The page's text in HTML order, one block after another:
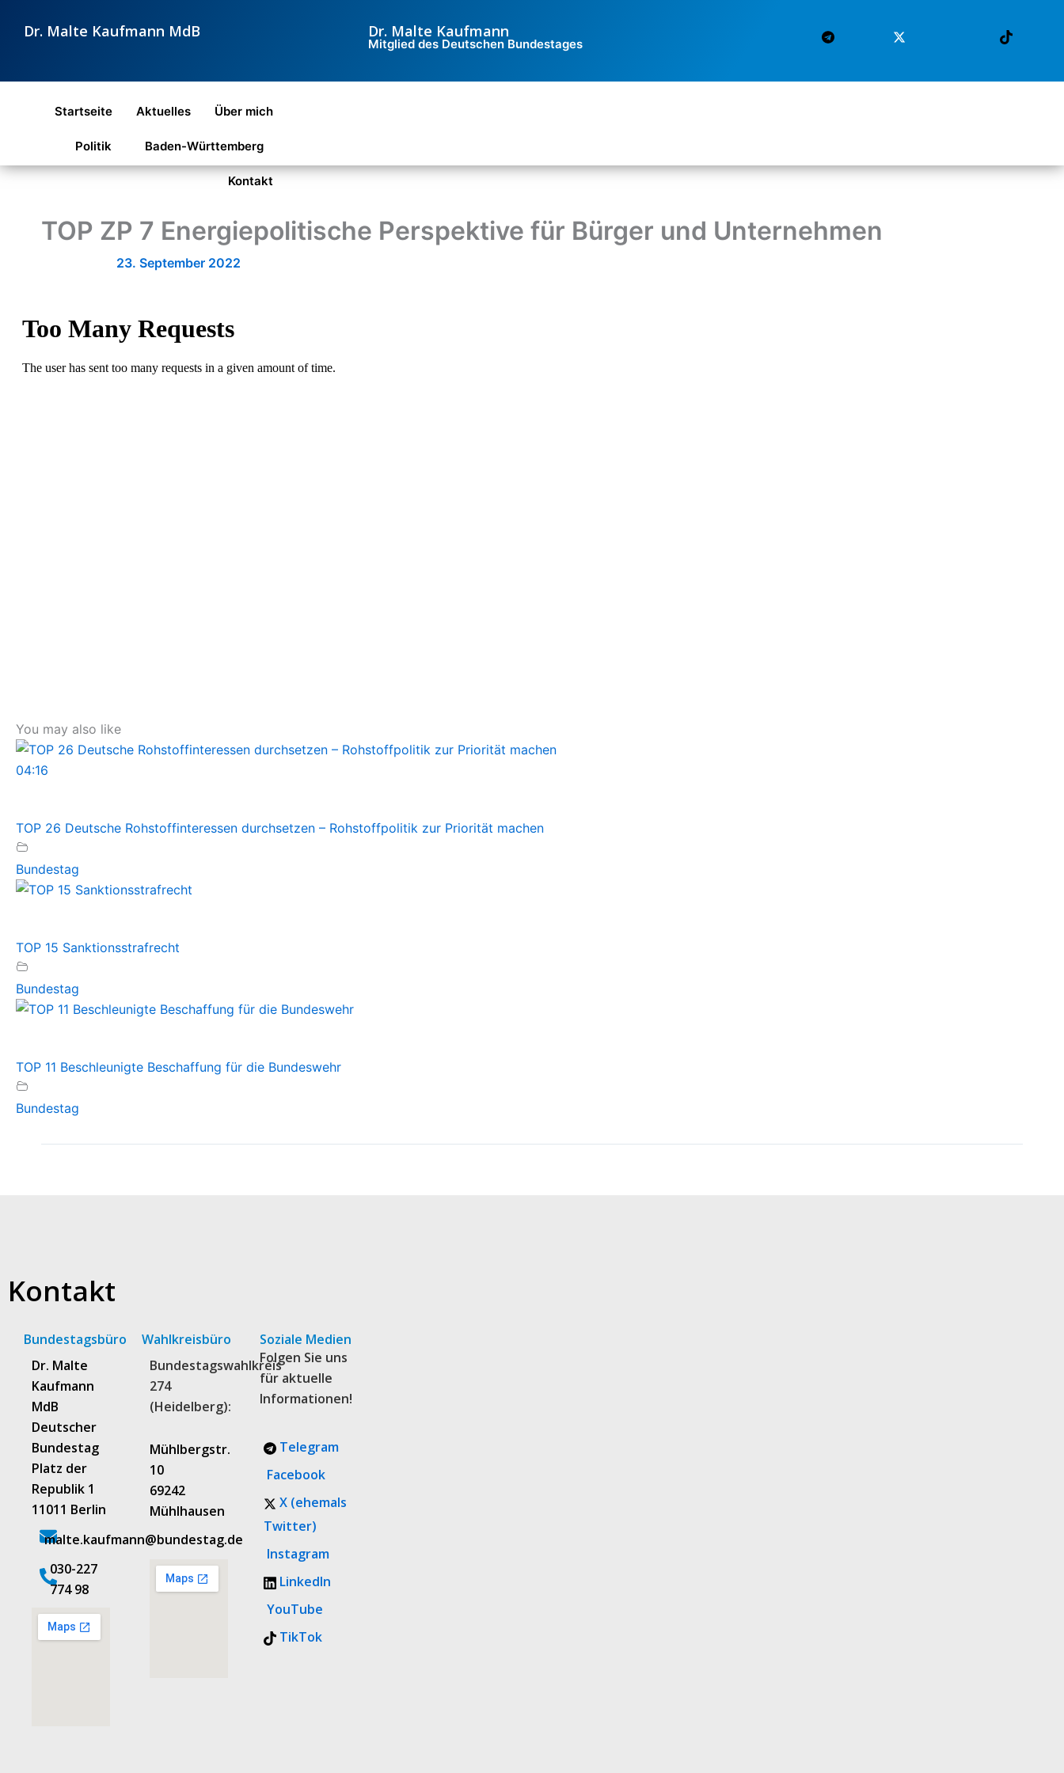
InhaltDr. Malte Kaufmann MdB Dr. Malte Kaufmann
Mitglied des Deutschen Bundestages
Startseite Aktuelles Über mich
Politik Baden-Württemberg
Kontakt
TOP ZP 7 Energiepolitische Perspektive für Bürger und Unternehmen
You may also like
04:16
TOP 26 Deutsche Rohstoffinteressen durchsetzen – Rohstoffpolitik zur Priorität machen
Bundestag
TOP 15 Sanktionsstrafrecht
Bundestag
TOP 11 Beschleunigte Beschaffung für die Bundeswehr
Bundestag
Kontakt
Bundestagsbüro
Dr. Malte
Kaufmann
MdB
Deutscher
Bundestag
Platz der
Republik 1
11011 Berlin
malte.kaufmann@bundestag.de
‭030-227
774 98‬
Wahlkreisbüro
Bundestagswahlkreis
274
(Heidelberg):
Mühlbergstr.
10
69242
Mühlhausen
Soziale Medien
Folgen Sie uns
für aktuelle
Informationen!
Telegram
Facebook
X (ehemals
Twitter)
Instagram
LinkedIn
YouTube
TikTok